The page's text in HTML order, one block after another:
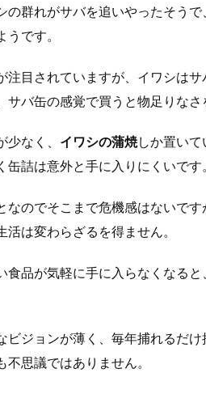
の群れがサバを追いやったそう
です。
注目されていますが、イワシは
バ缶の感覚で買うと物足りなさ
なく、 イワシの蒲焼しか置いて
詰は意外と手に入りにくいです。
のでそこまで危機感はないです
は変わらざるを得ません。
食品が気軽に手に入らなくなる
ビジョンが薄く、毎年捕れるだ
思議ではありません。